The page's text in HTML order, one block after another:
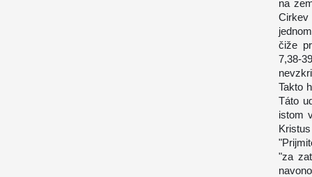
na
Cirkev
čiže
7,38-
Takto
Táto
istom
"za